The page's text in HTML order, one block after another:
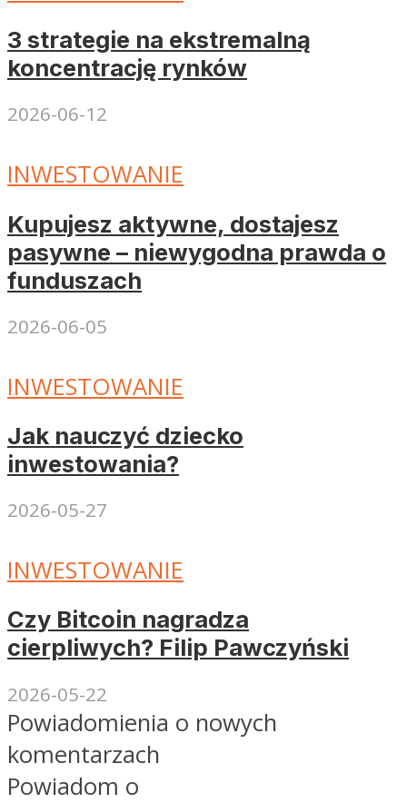
3 strategie na ekstremalną
koncentrację rynków
2026-06-12
INWESTOWANIE
Kupujesz aktywne, dostajesz
pasywne – niewygodna prawda o
funduszach
2026-06-05
INWESTOWANIE
Jak nauczyć dziecko
inwestowania?
2026-05-27
INWESTOWANIE
Czy Bitcoin nagradza
cierpliwych? Filip Pawczyński
2026-05-22
Powiadomienia o nowych
komentarzach
Powiadom o